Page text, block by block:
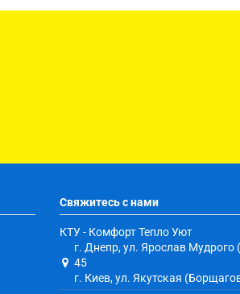
Свяжитесь с нами
КТУ - Комфорт Тепло Уют
г. Днепр, ул. Ярослав
45
г. Киев, ул. Якутская